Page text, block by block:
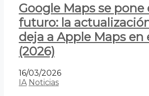
Google Maps se
futuro: la
deja a Apple Maps en
(2026)
16/03/2026
IA Noticias